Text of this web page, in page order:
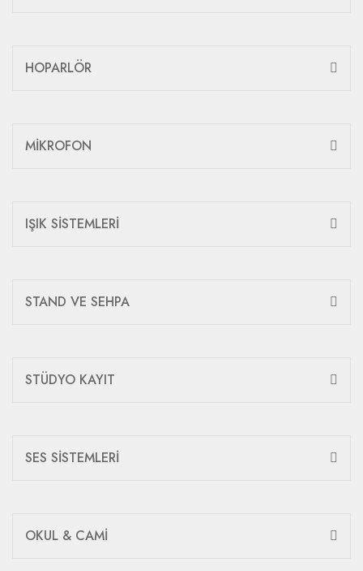
HOPARLÖR
MİKROFON
IŞIK SİSTEMLERİ
STAND VE SEHPA
STÜDYO KAYIT
SES SİSTEMLERİ
OKUL & CAMİ